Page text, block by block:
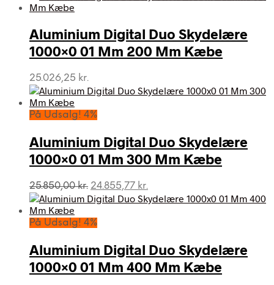
21.073,75 kr.. 20.263,22 kr..
Aluminium Digital Duo Skydelære
1000×0 01 Mm 200 Mm Kæbe
25.026,25 kr.
På Udsalg! 4%
Aluminium Digital Duo Skydelære
1000×0 01 Mm 300 Mm Kæbe
25.850,00kr. Den
oprindelige
var:
24.855,77 kr.
aktuelle
På Udsalg! 4%
Aluminium Digital Duo Skydelære
1000×0 01 Mm 400 Mm Kæbe